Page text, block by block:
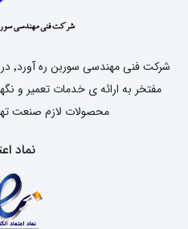
مفتخر به ارائه ی خدمات تعمیر و
محصولات لازم صنعت
نماد